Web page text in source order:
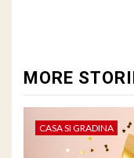
MORE
CASA SI GRADINA